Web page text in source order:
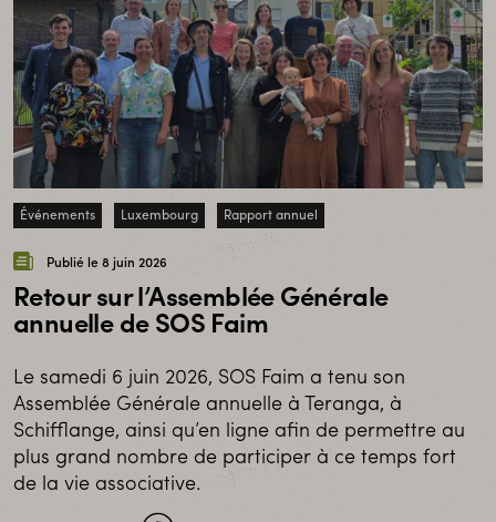
Événements Luxembourg Rapport annuel
Publié le 8 juin 2026
Retour sur l’Assemblée Générale
annuelle de SOS Faim
Le samedi 6 juin 2026, SOS Faim a tenu son
Assemblée Générale annuelle à Teranga, à
Schifflange, ainsi qu’en ligne afin de permettre au
plus grand nombre de participer à ce temps fort
de la vie associative.